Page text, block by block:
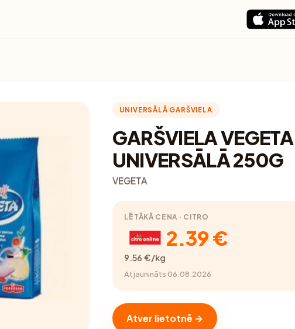
UNIVERSĀLĀ GARŠVIELA
GARŠVIELA VEGETA
UNIVERSĀLĀ 250G
VEGETA
LĒTĀKĀ CENA · CITRO
2.39 €
9.56 €/kg
Atjaunināts 06.08.2026
Atver lietotnē →